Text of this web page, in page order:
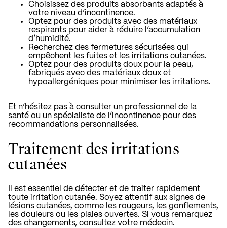
Choisissez des produits absorbants adaptés à
votre niveau d’incontinence.
Optez pour des produits avec des matériaux
respirants pour aider à réduire l’accumulation
d’humidité.
Recherchez des fermetures sécurisées qui
empêchent les fuites et les irritations cutanées.
Optez pour des produits doux pour la peau,
fabriqués avec des matériaux doux et
hypoallergéniques pour minimiser les irritations.
Et n’hésitez pas à consulter un professionnel de la
santé ou un spécialiste de l’incontinence pour des
recommandations personnalisées.
Traitement des irritations
cutanées
Il est essentiel de détecter et de traiter rapidement
toute irritation cutanée. Soyez attentif aux signes de
lésions cutanées, comme les rougeurs, les gonflements,
les douleurs ou les plaies ouvertes. Si vous remarquez
des changements, consultez votre médecin.